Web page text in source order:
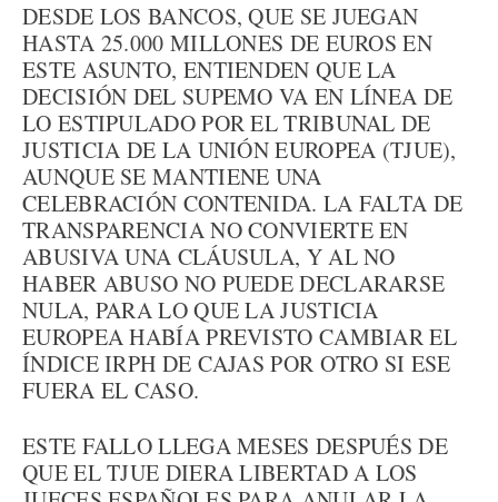
DESDE LOS BANCOS, QUE SE JUEGAN
HASTA 25.000 MILLONES DE EUROS EN
ESTE ASUNTO, ENTIENDEN QUE LA
DECISIÓN DEL SUPEMO VA EN LÍNEA DE
LO ESTIPULADO POR EL TRIBUNAL DE
JUSTICIA DE LA UNIÓN EUROPEA (TJUE),
AUNQUE SE MANTIENE UNA
CELEBRACIÓN CONTENIDA. LA FALTA DE
TRANSPARENCIA NO CONVIERTE EN
ABUSIVA UNA CLÁUSULA, Y AL NO
HABER ABUSO NO PUEDE DECLARARSE
NULA, PARA LO QUE LA JUSTICIA
EUROPEA HABÍA PREVISTO CAMBIAR EL
ÍNDICE IRPH DE CAJAS POR OTRO SI ESE
FUERA EL CASO.
ESTE FALLO LLEGA MESES DESPUÉS DE
QUE EL TJUE DIERA LIBERTAD A LOS